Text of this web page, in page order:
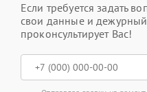
Если требуется задать
свои данные и дежурный
проконсультирует Вас!